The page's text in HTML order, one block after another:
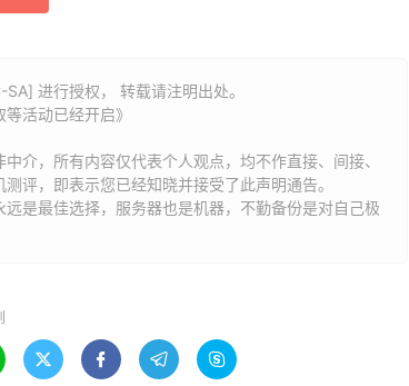
进行授权， 转载请注明出处。
活动已经开启》
介，所有内容仅代表个人观点，均不作直接、间接、
评，即表示您已经知晓并接受了此声明通告。
是最佳选择，服务器也是机器，不勤备份是对自己极
   